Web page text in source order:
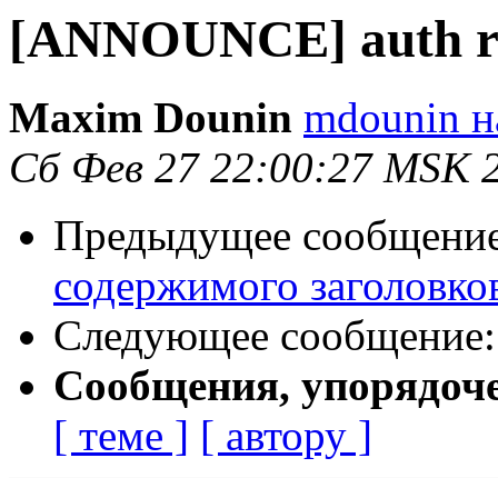
[ANNOUNCE] auth
Maxim Dounin mdounin
Сб Фев 27 22:00:27 MSK
Предыдущее
содержимого
Следующее
Сообщения,
[ теме ] [ автору ]